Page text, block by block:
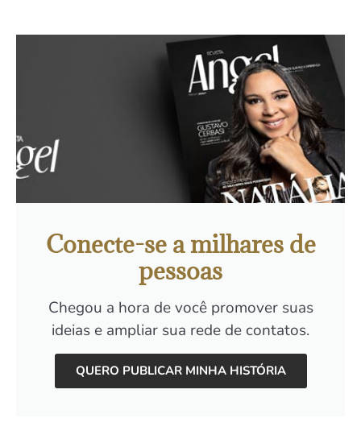
Conecte-se a milhares de
pessoas
Chegou a hora de você promover suas
ideias e ampliar sua rede de contatos.
QUERO PUBLICAR MINHA HISTÓRIA